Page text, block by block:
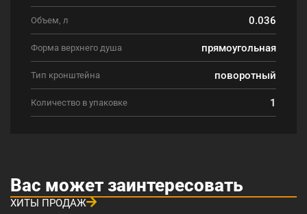
Объем, л 0.036
Форма верхнего душа прямоугольная
Тип кронштейна поворотный
Количество в упаковке 1
Вас может заинтересовать
ХИТЫ ПРОДАЖ